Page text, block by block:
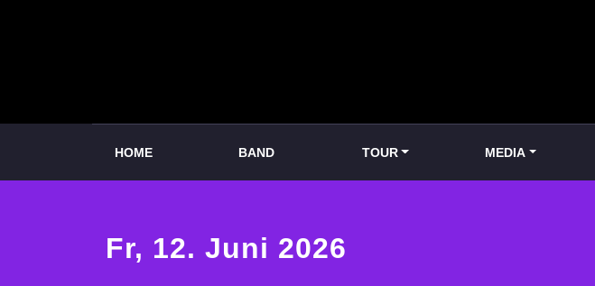
HOME BAND TOUR MEDIA
Fr, 12. Juni 2026